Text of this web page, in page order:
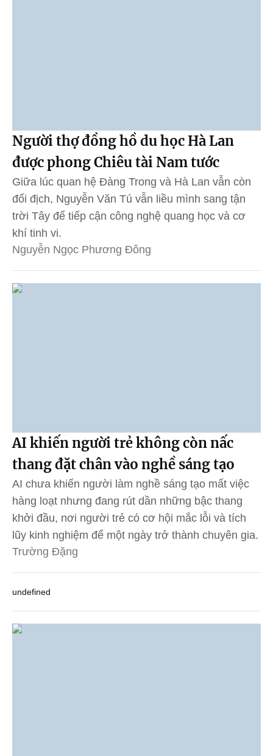
Người thợ đồng hồ du học Hà Lan
được phong Chiêu tài Nam tước
Giữa lúc quan hệ Đàng Trong và Hà Lan vẫn còn
đối địch, Nguyễn Văn Tú vẫn liều mình sang tận
trời Tây để tiếp cận công nghệ quang học và cơ
khí tinh vi.
Nguyễn Ngọc Phương Đông
AI khiến người trẻ không còn nấc
thang đặt chân vào nghề sáng tạo
AI chưa khiến người làm nghề sáng tạo mất việc
hàng loạt nhưng đang rút dần những bậc thang
khởi đầu, nơi người trẻ có cơ hội mắc lỗi và tích
lũy kinh nghiệm để một ngày trở thành chuyên gia.
Trường Đặng
undefined